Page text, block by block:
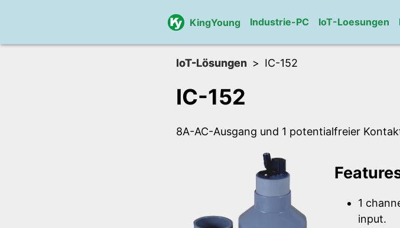
KingYoung Industrie-PC IoT-Loesungen
IoT-Lösungen IC-152
IC-152
8A-AC-Ausgang und 1 potentialfreier
1
input.